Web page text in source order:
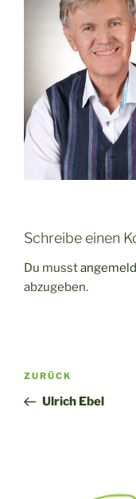
Schreibe einen
Du musst
abzugeben.
Vorheriger
Beitrag
ZURÜCK
Ulrich Ebel